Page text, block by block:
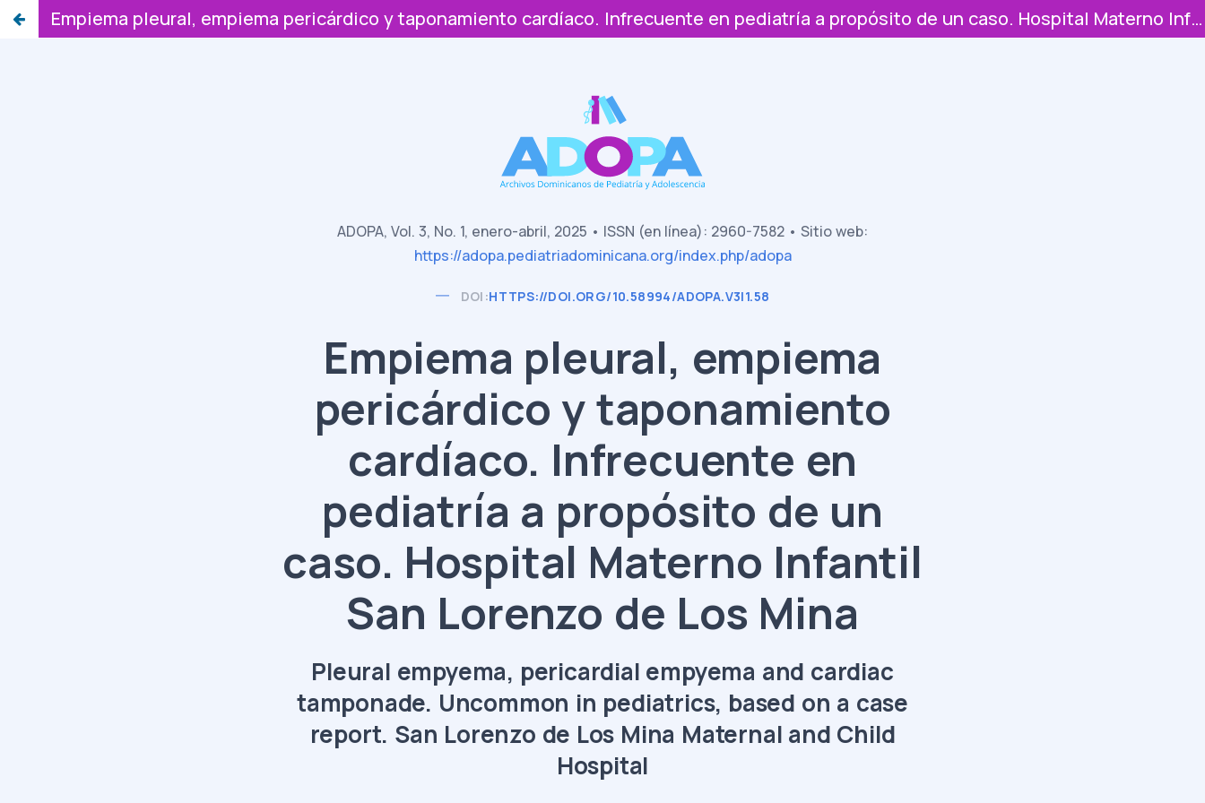
Empiema pleural, empiema pericárdico y taponamiento cardíaco. Infrecuente en pediatría a propósito de un caso. Hospital Materno Infantil San Lorenzo de Los Mina